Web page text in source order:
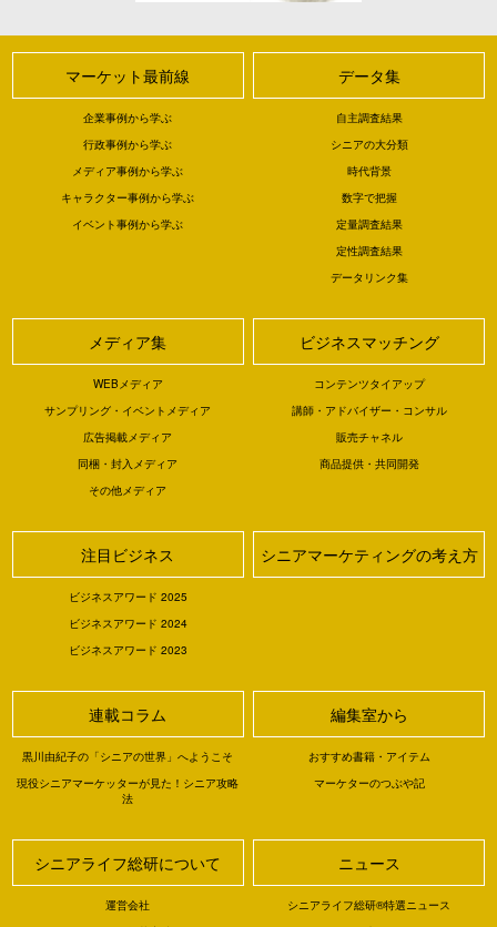
マーケット最前線
企業事例から学ぶ
行政事例から学ぶ
メディア事例から学ぶ
キャラクター事例から学ぶ
イベント事例から学ぶ
データ集
自主調査結果
シニアの大分類
時代背景
数字で把握
定量調査結果
定性調査結果
データリンク集
メディア集
WEBメディア
サンプリング・イベントメディア
広告掲載メディア
同梱・封入メディア
その他メディア
ビジネスマッチング
コンテンツタイアップ
講師・アドバイザー・コンサル
販売チャネル
商品提供・共同開発
注目ビジネス
ビジネスアワード 2025
ビジネスアワード 2024
ビジネスアワード 2023
シニアマーケティングの考え方
連載コラム
黒川由紀子の「シニアの世界」へようこそ
現役シニアマーケッターが見た！シニア攻略
法
編集室から
おすすめ書籍・アイテム
マーケターのつぶや記
シニアライフ総研について
運営会社
ニュース
シニアライフ総研®特選ニュース